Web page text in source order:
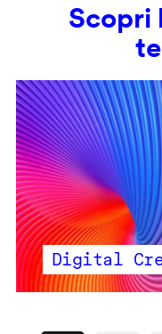
Scopri
Digital